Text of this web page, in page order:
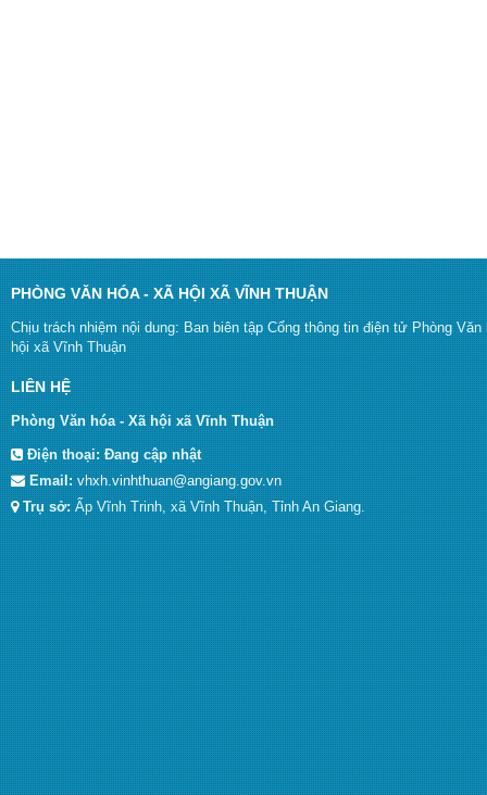
PHÒNG VĂN HÓA - XÃ HỘI XÃ VĨNH THUẬN
Chịu trách nhiệm nội dung: Ban biên tập Cổng thông tin điện tử Phòng Văn
hội xã Vĩnh Thuận
LIÊN HỆ
Phòng Văn hóa - Xã hội xã Vĩnh Thuận
Điện thoại:Đang cập nhật
Email:vhxh.vinhthuan@angiang.gov.vn
Trụ sở:Ấp Vĩnh Trinh, xã Vĩnh Thuận, Tỉnh An Giang.